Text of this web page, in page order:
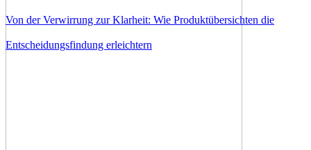
Von der Verwirrung zur Klarheit: Wie Produktübersichten die
Entscheidungsfindung erleichtern